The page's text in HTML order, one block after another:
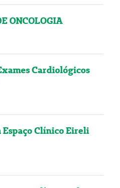
ONCOLOGIA
Cardiológicos
Clínico Eireli